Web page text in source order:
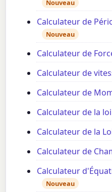
Nouveau
Calculateur de
Nouveau
Calculateur de
Calculateur de
Calculateur de
Calculateur de la
Calculateur de la
Calculateur de
Calculateur
Nouveau